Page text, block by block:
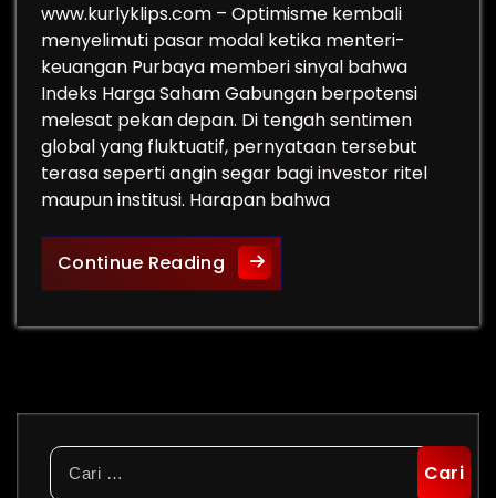
www.kurlyklips.com – Optimisme kembali
menyelimuti pasar modal ketika menteri-
keuangan Purbaya memberi sinyal bahwa
Indeks Harga Saham Gabungan berpotensi
melesat pekan depan. Di tengah sentimen
global yang fluktuatif, pernyataan tersebut
terasa seperti angin segar bagi investor ritel
maupun institusi. Harapan bahwa
Continue ReadingMenteri-Keuangan Prediksi
Cari
untuk: